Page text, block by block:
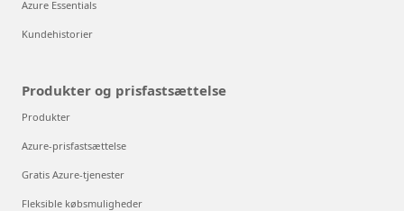
Azure Essentials
Kundehistorier
Produkter og prisfastsættelse
Produkter
Azure-prisfastsættelse
Gratis Azure-tjenester
Fleksible købsmuligheder